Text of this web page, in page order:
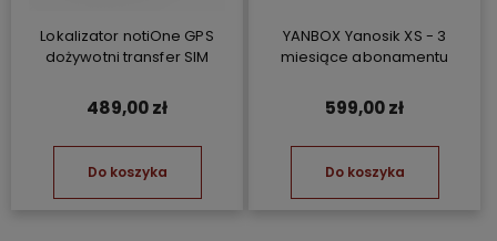
Lokalizator notiOne GPS
dożywotni transfer SIM
489,00 zł
Do koszyka
YANBOX Yanosik XS - 3
miesiące abonamentu
599,00 zł
Do koszyka